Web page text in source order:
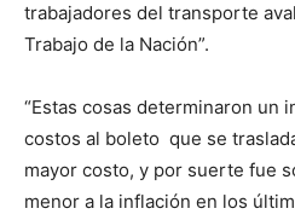
trabajadores del transporte
Trabajo de la Nación”.
“Estas cosas determinaron un
costos al boleto que se
mayor costo, y por suerte fue
menor a la inflación en los